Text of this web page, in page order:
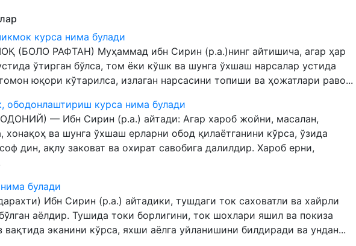
курса нима булади
(БОЛО РАФТАН) Муҳаммад ибн Сирин (р.а.)нинг айтишича, агар ҳар
ўтирган бўлса, том ёки кўшк ва шунга ўхшаш нарсалар устида
юқори кўтарилса, излаган нарсасини топиши ва ҳожатлари раво...
ободонлаштириш курса нима булади
— Ибн Сирин (р.а.) айтади: Агар хароб жойни, масалан,
ва шунга ўхшаш ерларни обод қилаётганини кўрса, ўзида
дин, ақлу заковат ва охират савобига далилдир. Хароб ерни,
булади
Ибн Сирин (р.а.) айтадики, тушдаги ток саховатли ва хайрли
аёлдир. Тушида токи борлигини, ток шохлари яшил ва покиза
вақтида эканини кўрса, яхши аёлга уйланишини билдиради ва ундан...